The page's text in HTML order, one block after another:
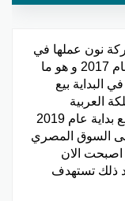
نون عملها في
مجال التسويق الالكتروني كان ذلك في عام 2017 و هو ما
البداية بيع
العربية
السعودية و في دولة الامارات العربية و مع بداية عام 2019
السوق المصري
الان
ذلك تستهدف